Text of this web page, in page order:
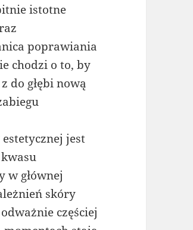
istotne
poprawiania
chodzi o to, by
do głębi nową
jest
w głównej
skóry
częściej